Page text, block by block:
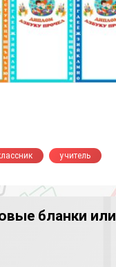
учитель
бланки или